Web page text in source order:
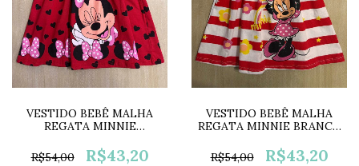
VESTIDO BEBÊ MALHA
REGATA MINNIE
R$54,00
R$43,20
VESTIDO BEBÊ MALHA
REGATA MINNIE BRANCO
R$54,00
R$43,20